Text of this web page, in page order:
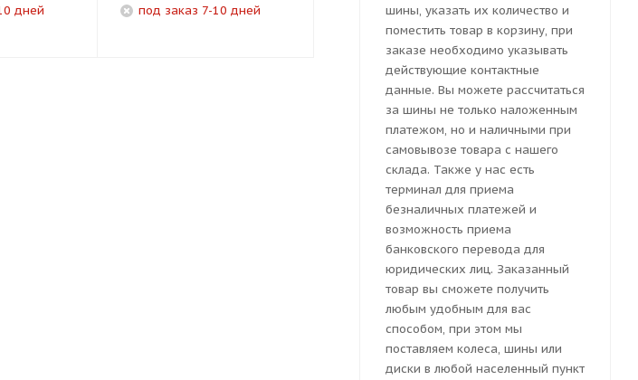
дней под заказ 7-10 дней под заказ 7-10 дней
шины, указать их количество и
поместить товар в корзину, при
заказе необходимо указывать
действующие контактные
данные. Вы можете рассчитаться
за шины не только наложенным
платежом, но и наличными при
самовывозе товара с нашего
склада. Также у нас есть
терминал для приема
безналичных платежей и
возможность приема
банковского перевода для
юридических лиц. Заказанный
товар вы сможете получить
любым удобным для вас
способом, при этом мы
поставляем колеса, шины или
диски в любой населенный пункт